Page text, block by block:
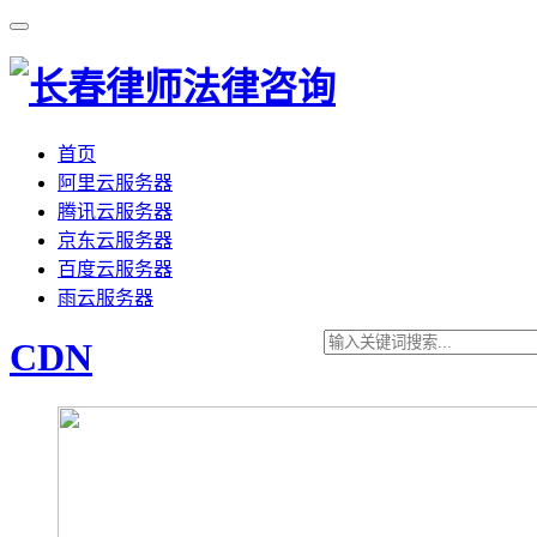
首页
阿里云服务器
腾讯云服务器
京东云服务器
百度云服务器
雨云服务器
CDN